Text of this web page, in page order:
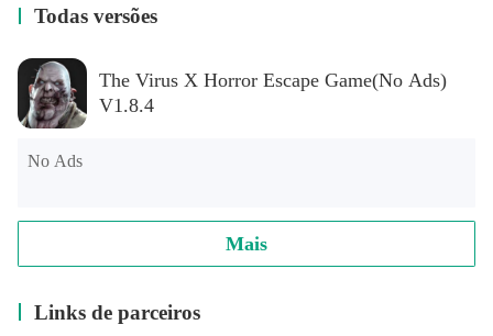
Todas versões
The Virus X Horror Escape Game(No Ads)
V1.8.4
No Ads
Mais
Links de parceiros